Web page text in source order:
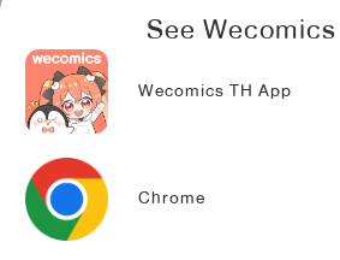
See
Wecomics TH App
Chrome
ย้อนมองถ่